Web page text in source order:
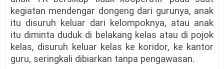
kegiatan mendengar dongeng dari gurunya, anak
itu disuruh keluar dari kelompoknya, atau anak
itu diminta duduk di belakang kelas atau di pojok
kelas, disuruh keluar kelas ke koridor, ke kantor
guru, seringkali dibiarkan tanpa pengawasan.